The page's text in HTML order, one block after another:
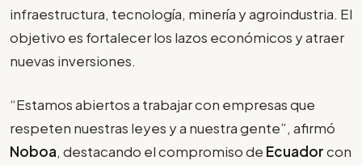
infraestructura, tecnología, minería y agroindustria. El
objetivo es fortalecer los lazos económicos y atraer
nuevas inversiones.
“Estamos abiertos a trabajar con empresas que
respeten nuestras leyes y a nuestra gente”, afirmó
Noboa, destacando el compromiso de Ecuadorcon